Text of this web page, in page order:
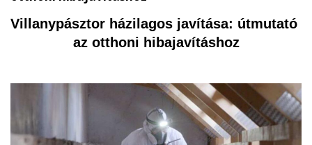
Villanypásztor házilagos javítása: útmutató
az otthoni hibajavításhoz